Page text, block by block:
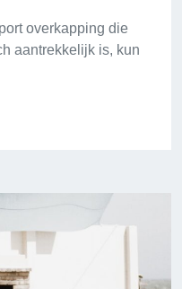
overkapping die
aantrekkelijk is, kun